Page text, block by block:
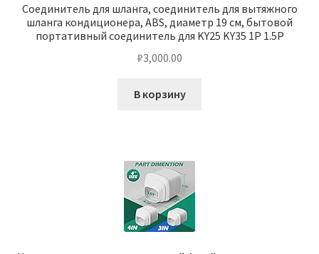
Соединитель для шланга, соединитель для вытяжного
шланга кондиционера, ABS, диаметр 19 см, бытовой
портативный соединитель для KY25 KY35 1P 1.5P
₽3,000.00
В корзину